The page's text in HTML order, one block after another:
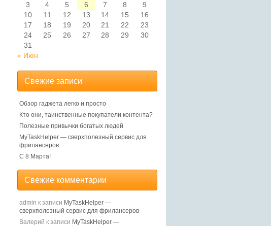
« Июн
3
4 5 6 7 8
9
10
11 12 13 14 15
16
17
18 19 20 21 22
23
24
25 26 27 28 29
30
31
Свежие записи
Обзор гаджета легко и просто
Кто они, таинственные покупатели контента?
Полезные привычки богатых людей
MyTaskHelper — сверхполезный сервис для
фрилансеров
С 8 Марта!
Свежие комментарии
admin к записи MyTaskHelper —
сверхполезный сервис для фрилансеров
Валерий к записи MyTaskHelper —